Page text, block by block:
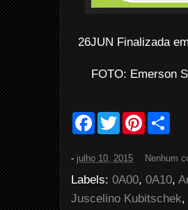
26JUN Finalizada
FOTO: Emerson
F
b
o
o
k
T
w
t
e
r
P
e
r
e
s
e
- julho 10, 2015 Nenhum
Labels: 0A00, 0A10,
Juscelino Kubitschek,